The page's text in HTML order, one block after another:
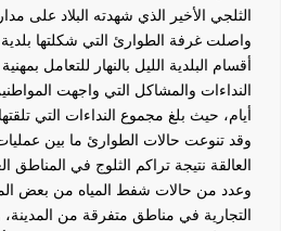
الثلجي الأخير الذي شهدته البلاد على
واصلت غرفة الطوارئ التي شكلتها
أقسام البلدية الليل بالنهار للتعامل
النداءات والمشاكل التي واجهت
وقد تنوعت حالات الطوارئ ما بين
العالقة نتيجة تراكم الثلوج في المناطق
وعدد من حالات شفط المياه من بعض
التجارية في مناطق متفرقة من